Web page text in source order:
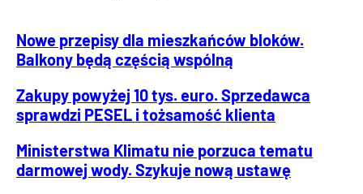
Nowe przepisy dla mieszkańców bloków.
Balkony będą częścią wspólną
Zakupy powyżej 10 tys. euro. Sprzedawca
sprawdzi PESEL i tożsamość klienta
Ministerstwa Klimatu nie porzuca tematu
darmowej wody. Szykuje nową ustawę